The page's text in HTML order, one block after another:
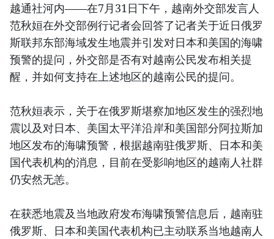
越通社河内——在7月31日下午，越南外交部发言人
范秋姮在外交部例行记者会回答了记者关于近日俄罗
斯联邦东部海域发生地震并引发对日本和美国的海啸
预警的提问，外交部是否有对越南公民发布相关提
醒，并如何支持在上述地区的越南公民的提问。
范秋姮表示，关于在俄罗斯堪察加地区发生的强烈地
震以及对日本、美国太平洋沿岸和美国部分阿拉斯加
地区发布的海啸预警，根据越南驻俄罗斯、日本和美
国代表机构的消息，目前在受影响地区的越南人社群
仍安然无恙。
在获悉地震及当地政府发布海啸预警信息后，越南驻
俄罗斯、日本和美国代表机构已主动联系当地越南人